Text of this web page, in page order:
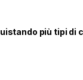
più tipi di